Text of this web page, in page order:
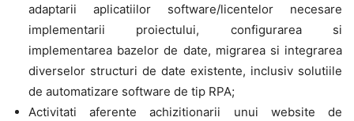
adaptarii aplicatiilor software/licentelor necesare
implementarii proiectului, configurarea si
implementarea bazelor de date, migrarea si integrarea
diverselor structuri de date existente, inclusiv solutiile
de automatizare software de tip RPA;
Activitati aferente achizitionarii unui website de